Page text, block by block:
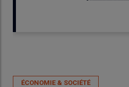
ÉCONOMIE & SOCIÉTÉ